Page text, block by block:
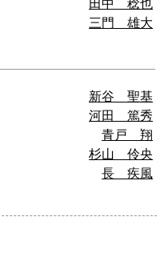
田中 稔也
三門 雄大
新谷 聖基
河田 篤秀
青戸 翔
杉山 伶央
長 疾風